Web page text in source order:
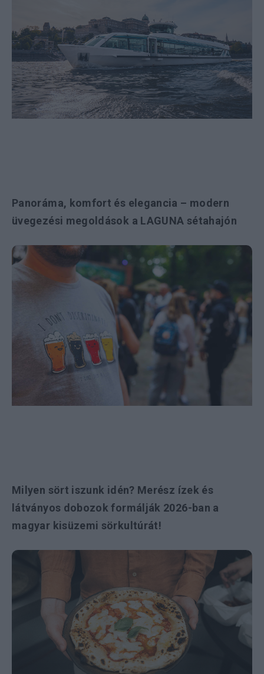
Panoráma, komfort és elegancia – modern
üvegezési megoldások a LAGUNA sétahajón
Milyen sört iszunk idén? Merész ízek és
látványos dobozok formálják 2026-ban a
magyar kisüzemi sörkultúrát!